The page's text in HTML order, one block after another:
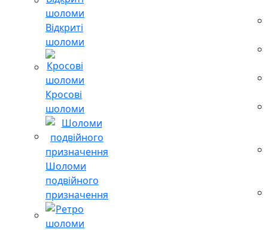
Відкриті
шоломи
Кросові
шоломи
Шоломи
подвійного
призначення